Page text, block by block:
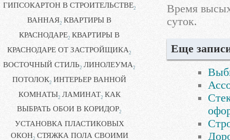
ГИПСОКАРТОН В СТРОИТЕЛЬСТВЕ2
ВАННАЯ2 КВАРТИРЫ В
КРАСНОДАРЕ2 КВАРТИРЫ В
КРАСНОДАРЕ ОТ ЗАСТРОЙЩИКА2
ВОСТОЧНЫЙ СТИЛЬ2 ЛИНОЛЕУМА2
ПОТОЛОК2 ИНТЕРЬЕР ВАННОЙ
КОМНАТЫ2 ЛАМИНАТ2 КАК
ВЫБРАТЬ ОБОИ В КОРИДОР2
УСТАНОВКА ПЛАСТИКОВЫХ
ОКОН2 СТЯЖКА ПОЛА СВОИМИ
Время
суток.
Еще